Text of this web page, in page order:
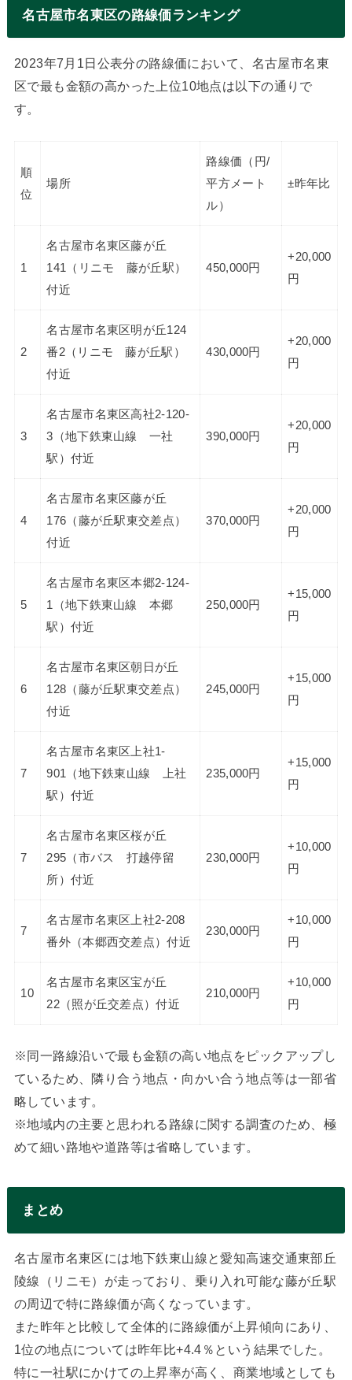
名古屋市名東区の路線価ランキング
2023年7月1日公表分の路線価において、名古屋市名東
区で最も金額の高かった上位10地点は以下の通りで
す。
順
位
場所
路線価（円/
平方メート
ル）
±昨年比
1
名古屋市名東区藤が丘
141（リニモ 藤が丘駅）
付近
450,000円
+20,000
円
2
名古屋市名東区明が丘124
番2（リニモ 藤が丘駅）
付近
430,000円
+20,000
円
3
名古屋市名東区高社2-120-
3（地下鉄東山線 一社
駅）付近
390,000円
+20,000
円
4
名古屋市名東区藤が丘
176（藤が丘駅東交差点）
付近
370,000円
+20,000
円
5
名古屋市名東区本郷2-124-
1（地下鉄東山線 本郷
駅）付近
250,000円
+15,000
円
6
名古屋市名東区朝日が丘
128（藤が丘駅東交差点）
付近
245,000円
+15,000
円
7
名古屋市名東区上社1-
901（地下鉄東山線 上社
駅）付近
235,000円
+15,000
円
7
名古屋市名東区桜が丘
295（市バス 打越停留
所）付近
230,000円
+10,000
円
7
名古屋市名東区上社2-208
番外（本郷西交差点）付近
230,000円
+10,000
円
10
名古屋市名東区宝が丘
22（照が丘交差点）付近
210,000円
+10,000
円
※同一路線沿いで最も金額の高い地点をピックアップし
ているため、隣り合う地点・向かい合う地点等は一部省
略しています。
※地域内の主要と思われる路線に関する調査のため、極
めて細い路地や道路等は省略しています。
まとめ
名古屋市名東区には地下鉄東山線と愛知高速交通東部丘
陵線（リニモ）が走っており、乗り入れ可能な藤が丘駅
の周辺で特に路線価が高くなっています。
また昨年と比較して全体的に路線価が上昇傾向にあり、
1位の地点については昨年比+4.4％という結果でした。
特に一社駅にかけての上昇率が高く、商業地域としても